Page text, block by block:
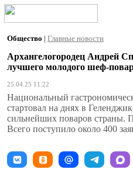
Общество | Главные новости
Архангелогородец Андрей
лучшего молодого шеф-
25.04.25 11:22
Национальный
стартовал на днях в
сильнейших поваров страны.
Всего поступило около 400